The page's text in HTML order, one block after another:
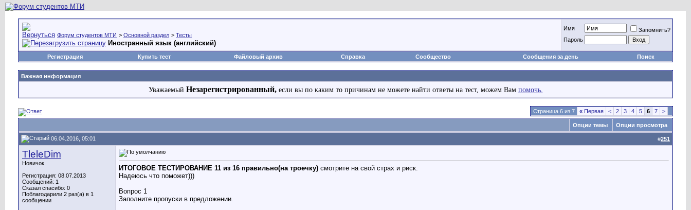
Форум студентов МТИ > Основной раздел > Тесты
Иностранный язык (английский)
Имя
Запомнить?
Пароль
Регистрация Купить тест Файловый архив Справка Сообщество Сообщения за день Поиск
Важная информация
Уважаемый Незарегистрированный, если вы по каким то причинам не можете найти ответы на тест, можем Вам помочь.
Страница 6 из 7 « Первая < 2 3 4 5 6 7 >
Опции темы Опции просмотра
06.04.2016, 05:01 #251
TleleDim
Новичок
Регистрация: 08.07.2013
Сообщений: 1
Сказал спасибо: 0
Поблагодарили 2 раз(а) в 1
сообщении
ИТОГОВОЕ ТЕСТИРОВАНИЕ 11 из 16 правильно(на троечку) смотрите на свой страх и риск.
Надеюсь что поможет)))
Вопрос 1
Заполните пропуски в предложении.